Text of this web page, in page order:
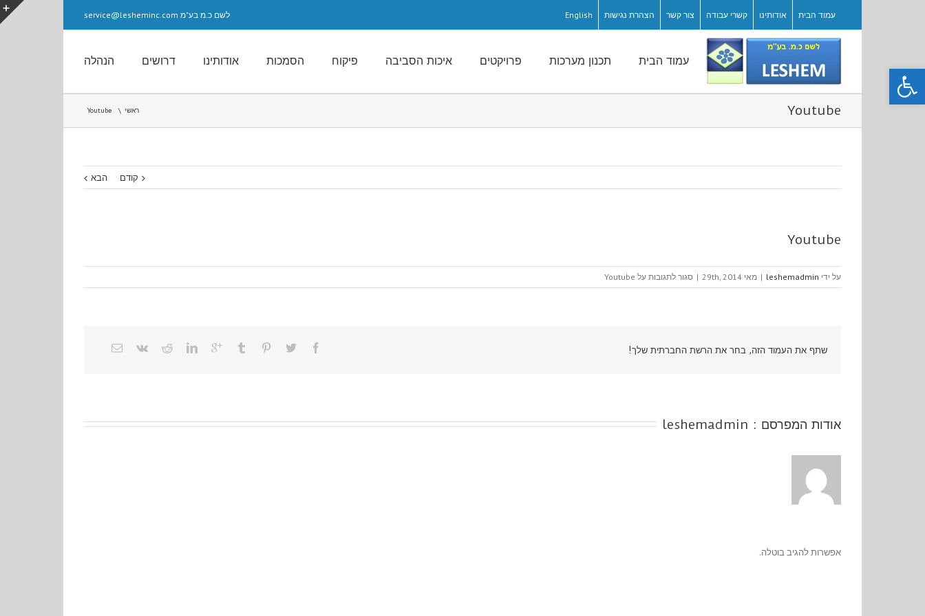
פתח סרגל נגישות
לשם כ.מ בע"מ service@lesheminc.com עמוד הבית אודותינו קשרי עבודה צור קשר הצהרת נגישות English
עמוד הבית תכנון מערכות פרויקטים איכות הסביבה פיקוח הסמכות אודותינו דרושים הנהלה
Youtube ראשי Youtube
קודם הבא
Youtube
על ידי leshemadmin
| מאי 29th, 2014 | סגור לתגובות על Youtube
שתף את העמוד הזה, בחר את הרשת החברתית שלך!
אודות המפרסם : leshemadmin
אפשרות להגיב בוטלה.